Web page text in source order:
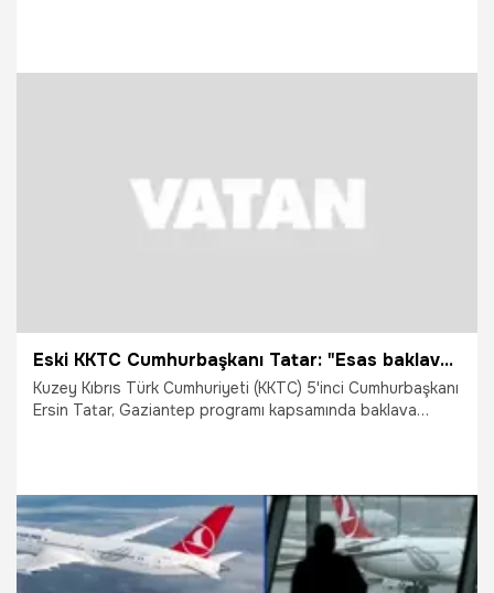
Eski KKTC Cumhurbaşkanı Tatar: "Esas baklava Gaziantep'indir, tescillidir ve kopyası da mümkün değildir"
Kuzey Kıbrıs Türk Cumhuriyeti (KKTC) 5'inci Cumhurbaşkanı
Ersin Tatar, Gaziantep programı kapsamında baklava
26.06.2026 Vatan TV